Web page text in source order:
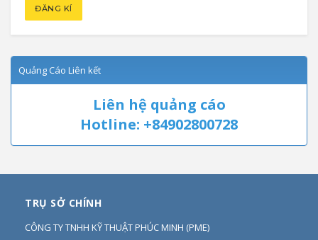
Quảng Cáo Liên kết
Liên hệ quảng cáo
Hotline: +84902800728
TRỤ SỞ CHÍNH
CÔNG TY TNHH KỸ THUẬT PHÚC MINH (PME)